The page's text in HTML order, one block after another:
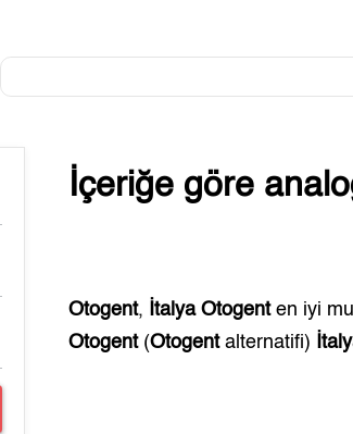
İçeriğe göre
Otogent, İtalya Otogenten iyi
Otogent(Otogentalternatifi)